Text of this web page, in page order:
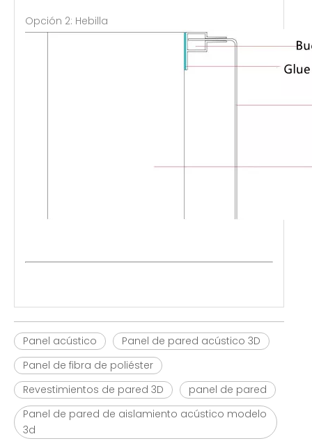
Opción 2: Hebilla
Panel acústico
Panel de pared acústico 3D
Panel de fibra de poliéster
Revestimientos de pared 3D
panel de pared
Panel de pared de aislamiento acústico modelo
3d